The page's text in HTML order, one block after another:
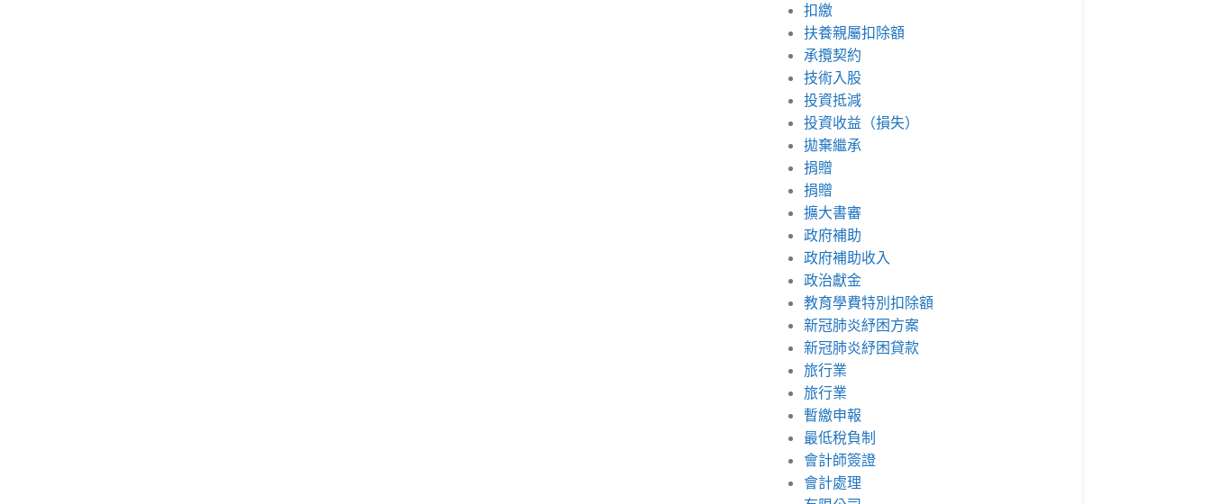
扣繳
扶養親屬扣除額
承攬契約
技術入股
投資抵減
投資收益（損失）
拋棄繼承
捐贈
捐贈
擴大書審
政府補助
政府補助收入
政治獻金
教育學費特別扣除額
新冠肺炎紓困方案
新冠肺炎紓困貸款
旅行業
旅行業
暫繳申報
最低稅負制
會計師簽證
會計處理